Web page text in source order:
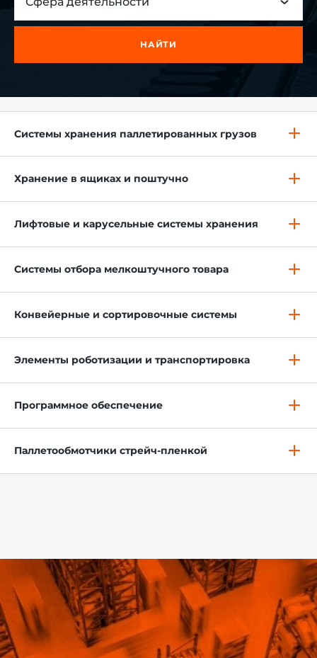
НАЙТИ
Системы хранения паллетированных грузов
Хранение в ящиках и поштучно
Лифтовые и карусельные системы хранения
Системы отбора мелкоштучного товара
Конвейерные и сортировочные системы
Элементы роботизации и транспортировка
Программное обеспечение
Паллетообмотчики стрейч-пленкой